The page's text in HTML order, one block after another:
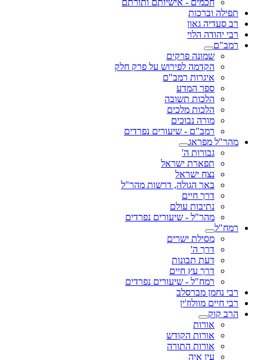
חכמים - אישיותם ותורתם
תפילה וברכות
רב סעדיה גאון
רבי יהודה הלוי
רמב"ם
שמונה פרקים
הקדמה לפירוש על פרק חלק
איגרות רמב"ם
ספר המדע
הלכות תשובה
הלכות מלכים
מורה נבוכים
רמב"ם - שיעורים נפרדים
מהר"ל מפראג
גבורות ה'
תפארת ישראל
נצח ישראל
באר הגולה, דרשות מהר"ל
דרך חיים
נתיבות עולם
מהר"ל - שיעורים נפרדים
רמח"ל
מסילת ישרים
דרך ה'
דעת תבונות
דרך עץ חיים
רמח"ל - שיעורים נפרדים
רבי נחמן מברסלב
רבי חיים מוולוז'ין
הרב קוק
אורות
אורות הקודש
אורות התורה
עין איה